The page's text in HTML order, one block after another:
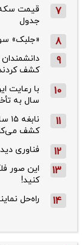
7
جدول
8 «جلبک»
9
کشف
10
سال به
11
کشف
12 فناوری
13
این صور
کنید!
14 راه‌حل